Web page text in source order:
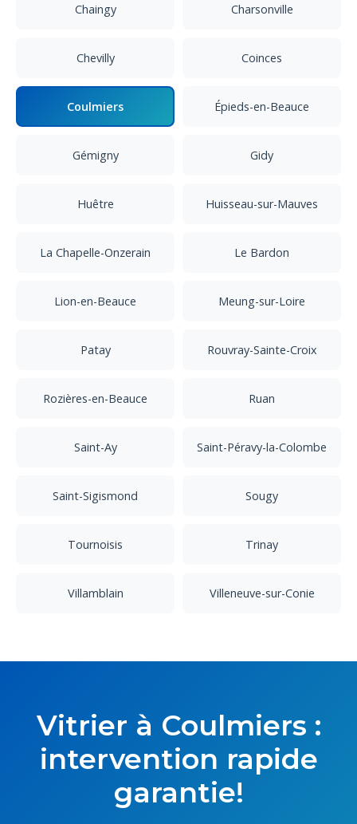
Chaingy Charsonville
Chevilly Coinces
Coulmiers Épieds-en-Beauce
Gémigny Gidy
Huêtre Huisseau-sur-Mauves
La Chapelle-Onzerain Le Bardon
Lion-en-Beauce Meung-sur-Loire
Patay Rouvray-Sainte-Croix
Rozières-en-Beauce Ruan
Saint-Ay Saint-Péravy-la-Colombe
Saint-Sigismond Sougy
Tournoisis Trinay
Villamblain Villeneuve-sur-Conie
Vitrier à Coulmiers :
intervention rapide
garantie!